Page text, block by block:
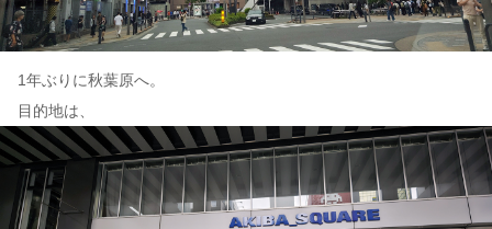
1年ぶりに秋葉原へ。
目的地は、